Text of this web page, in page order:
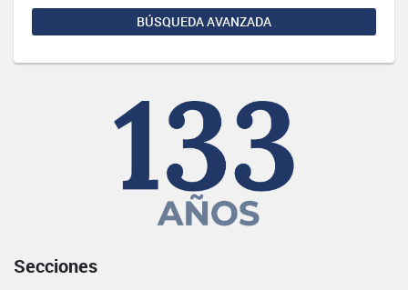
BÚSQUEDA AVANZADA
Secciones